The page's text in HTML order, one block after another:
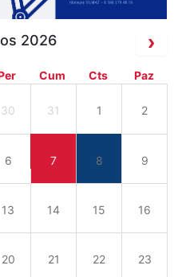
2026
Cum Cts Paz
30 31 1 2
6 7 8 9
13 14 15 16
20 21 22 23